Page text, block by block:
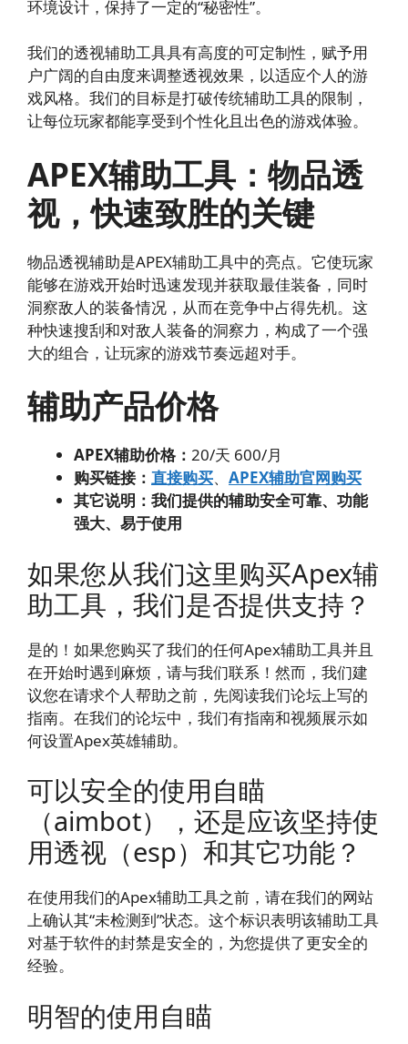
环境设计，保持了一定的“秘密性”。
我们的透视辅助工具具有高度的可定制性，赋予用
户广阔的自由度来调整透视效果，以适应个人的游
戏风格。我们的目标是打破传统辅助工具的限制，
让每位玩家都能享受到个性化且出色的游戏体验。
APEX辅助工具：物品透
视，快速致胜的关键
物品透视辅助是APEX辅助工具中的亮点。它使玩家
能够在游戏开始时迅速发现并获取最佳装备，同时
洞察敌人的装备情况，从而在竞争中占得先机。这
种快速搜刮和对敌人装备的洞察力，构成了一个强
大的组合，让玩家的游戏节奏远超对手。
辅助产品价格
APEX辅助价格： 20/天 600/月
购买链接： 直接购买、 APEX辅助官网购买
其它说明：我们提供的辅助安全可靠、功能
强大、易于使用
如果您从我们这里购买Apex辅
助工具，我们是否提供支持？
是的！如果您购买了我们的任何Apex辅助工具并且
在开始时遇到麻烦，请与我们联系！然而，我们建
议您在请求个人帮助之前，先阅读我们论坛上写的
指南。在我们的论坛中，我们有指南和视频展示如
何设置Apex英雄辅助。
可以安全的使用自瞄
（aimbot），还是应该坚持使
用透视（esp）和其它功能？
在使用我们的Apex辅助工具之前，请在我们的网站
上确认其“未检测到”状态。这个标识表明该辅助工具
对基于软件的封禁是安全的，为您提供了更安全的
经验。
明智的使用自瞄